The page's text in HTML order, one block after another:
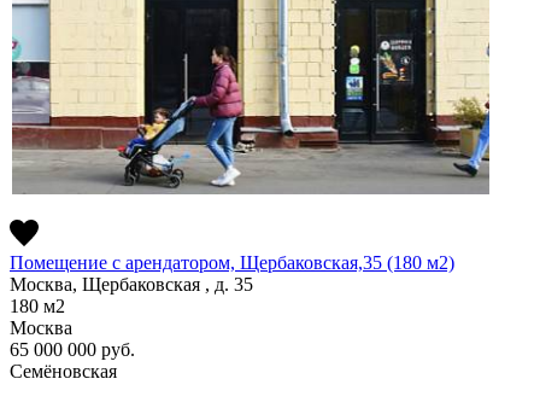
Помещение с арендатором, Щербаковская,35 (180 м2)
Москва, Щербаковская , д. 35
180 м2
Москва
65 000 000 руб.
Семёновская